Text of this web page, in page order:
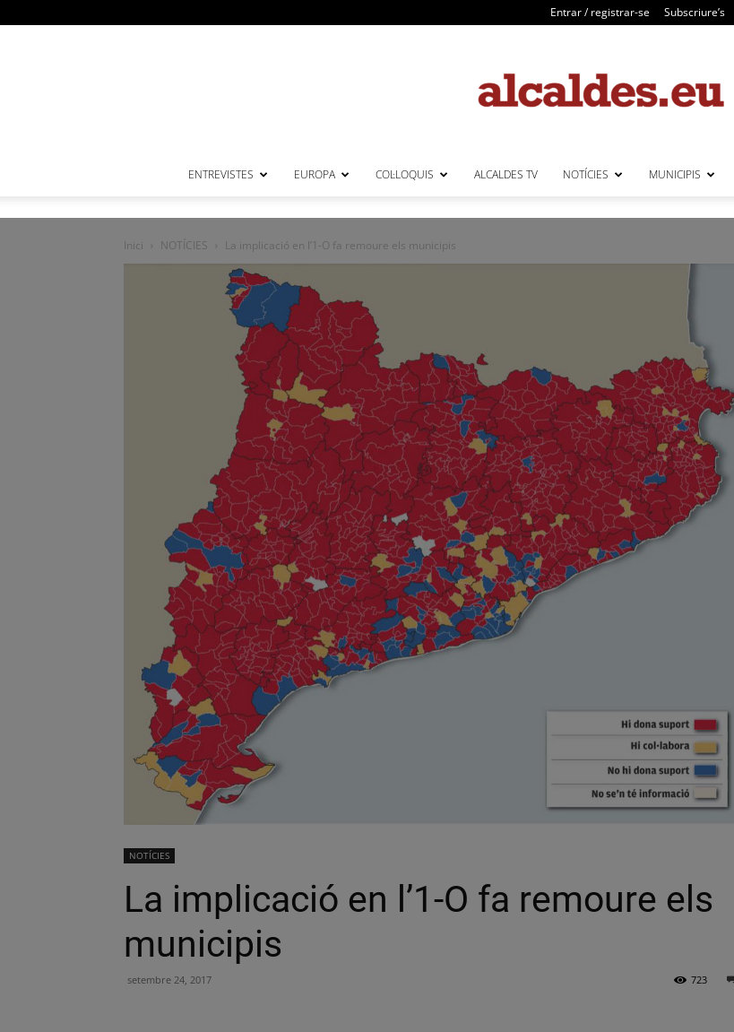
Entrar / registrar-se Subscriure’s
ENTREVISTES EUROPA COL·LOQUIS ALCALDES TV NOTÍCIES MUNICIPIS
Inici NOTÍCIES La implicació en l’1-O fa remoure els municipis
NOTÍCIES
La implicació en l’1-O fa remoure els
municipis
setembre 24, 2017 723